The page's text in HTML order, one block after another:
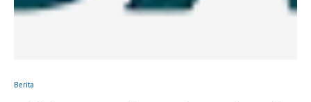
Berita